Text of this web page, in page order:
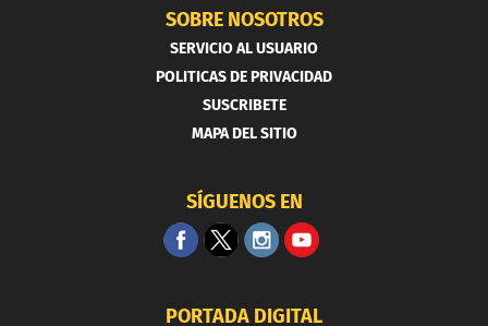
SOBRE NOSOTROS
SERVICIO AL USUARIO
POLITICAS DE PRIVACIDAD
SUSCRIBETE
MAPA DEL SITIO
SÍGUENOS EN
PORTADA DIGITAL